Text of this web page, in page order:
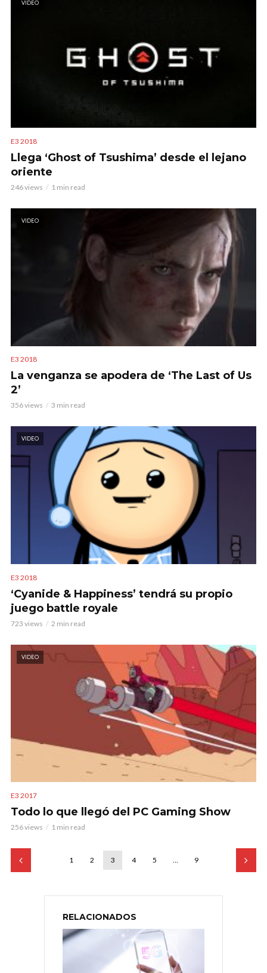
VIDEO
E3 2018
Llega ‘Ghost of Tsushima’ desde el lejano
oriente
246 views 1 min read
VIDEO
E3 2018
La venganza se apodera de ‘The Last of Us
2’
356 views 3 min read
VIDEO
E3 2018
‘Cyanide & Happiness’ tendrá su propio
juego battle royale
723 views 2 min read
VIDEO
E3 2017
Todo lo que llegó del PC Gaming Show
256 views 1 min read
1 2 3 4 5 … 9
RELACIONADOS